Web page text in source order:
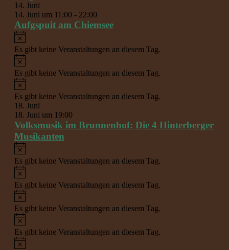
14. Juni
14. Juni um 11:00- 22:00
Aufgspuit am Chiemsee
Hinweis
Es gibt keine Veranstaltungen an diesem Tag.
Hinweis
Es gibt keine Veranstaltungen an diesem Tag.
Hinweis
Es gibt keine Veranstaltungen an diesem Tag.
18. Juni
18. Juni um 19:00
Volksmusik im Brunnenhof: Die 4 Hinterberger
Musikanten
Hinweis
Es gibt keine Veranstaltungen an diesem Tag.
Hinweis
Es gibt keine Veranstaltungen an diesem Tag.
Hinweis
Es gibt keine Veranstaltungen an diesem Tag.
Hinweis
Es gibt keine Veranstaltungen an diesem Tag.
Hinweis